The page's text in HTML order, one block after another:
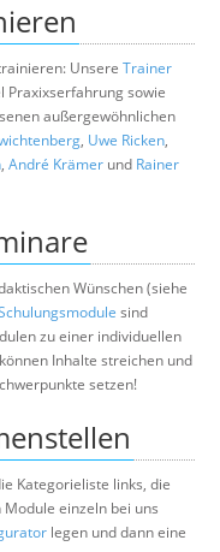
Unsere Trainer
Praxixserfahrung sowie
außergewöhnlichen
, Uwe Ricken,
, André Krämer und Rainer
Wünschen (siehe
sind
zu einer individuellen
Inhalte streichen und
setzen!
Kategorieliste links, die
Module einzeln bei uns
legen und dann eine